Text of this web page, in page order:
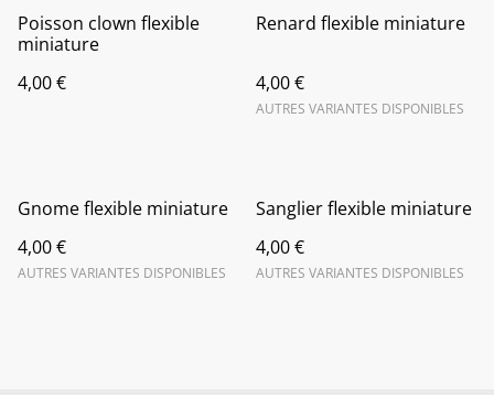
Poisson clown flexible
miniature
4,00 €
Renard flexible miniature
4,00 €
AUTRES VARIANTES DISPONIBLES
Gnome flexible miniature
4,00 €
AUTRES VARIANTES DISPONIBLES
Sanglier flexible miniature
4,00 €
AUTRES VARIANTES DISPONIBLES